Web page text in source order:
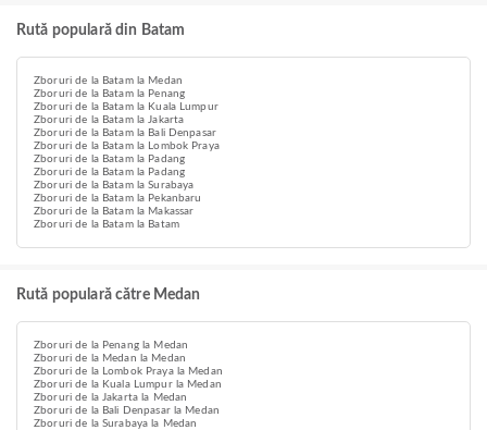
Rută populară din Batam
Zboruri de la Batam la Medan
Zboruri de la Batam la Penang
Zboruri de la Batam la Kuala Lumpur
Zboruri de la Batam la Jakarta
Zboruri de la Batam la Bali Denpasar
Zboruri de la Batam la Lombok Praya
Zboruri de la Batam la Padang
Zboruri de la Batam la Padang
Zboruri de la Batam la Surabaya
Zboruri de la Batam la Pekanbaru
Zboruri de la Batam la Makassar
Zboruri de la Batam la Batam
Rută populară către Medan
Zboruri de la Penang la Medan
Zboruri de la Medan la Medan
Zboruri de la Lombok Praya la Medan
Zboruri de la Kuala Lumpur la Medan
Zboruri de la Jakarta la Medan
Zboruri de la Bali Denpasar la Medan
Zboruri de la Surabaya la Medan